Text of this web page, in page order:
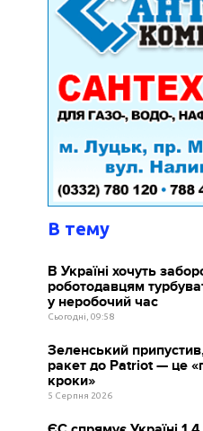
В тему
В Україні хочуть
роботодавцям
у неробочий час
Сьогодні, 09:58
Зеленський
ракет до Patriot — це
кроки»
5 Серпня 2026